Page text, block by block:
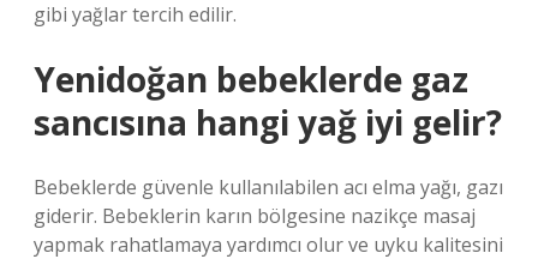
gibi yağlar tercih edilir.
Yenidoğan bebeklerde gaz
sancısına hangi yağ iyi gelir?
Bebeklerde güvenle kullanılabilen acı elma yağı, gazı
giderir. Bebeklerin karın bölgesine nazikçe masaj
yapmak rahatlamaya yardımcı olur ve uyku kalitesini